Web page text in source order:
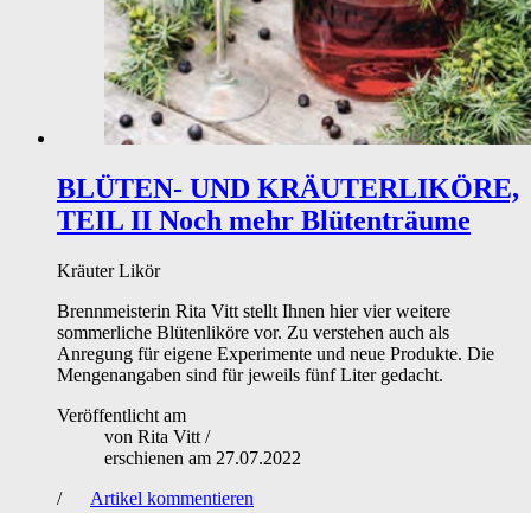
BLÜTEN- UND KRÄUTERLIKÖRE,
TEIL II Noch mehr Blütenträume
Kräuter Likör
Brennmeisterin Rita Vitt stellt Ihnen hier vier weitere
sommerliche Blütenliköre vor. Zu verstehen auch als
Anregung für eigene Experimente und neue Produkte. Die
Mengenangaben sind für jeweils fünf Liter gedacht.
Veröffentlicht am
von Rita Vitt /
erschienen am 27.07.2022
/
Artikel kommentieren